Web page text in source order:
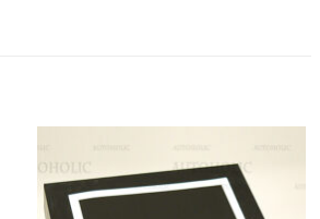
Add to
wishlist